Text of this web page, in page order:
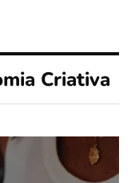
Criativa